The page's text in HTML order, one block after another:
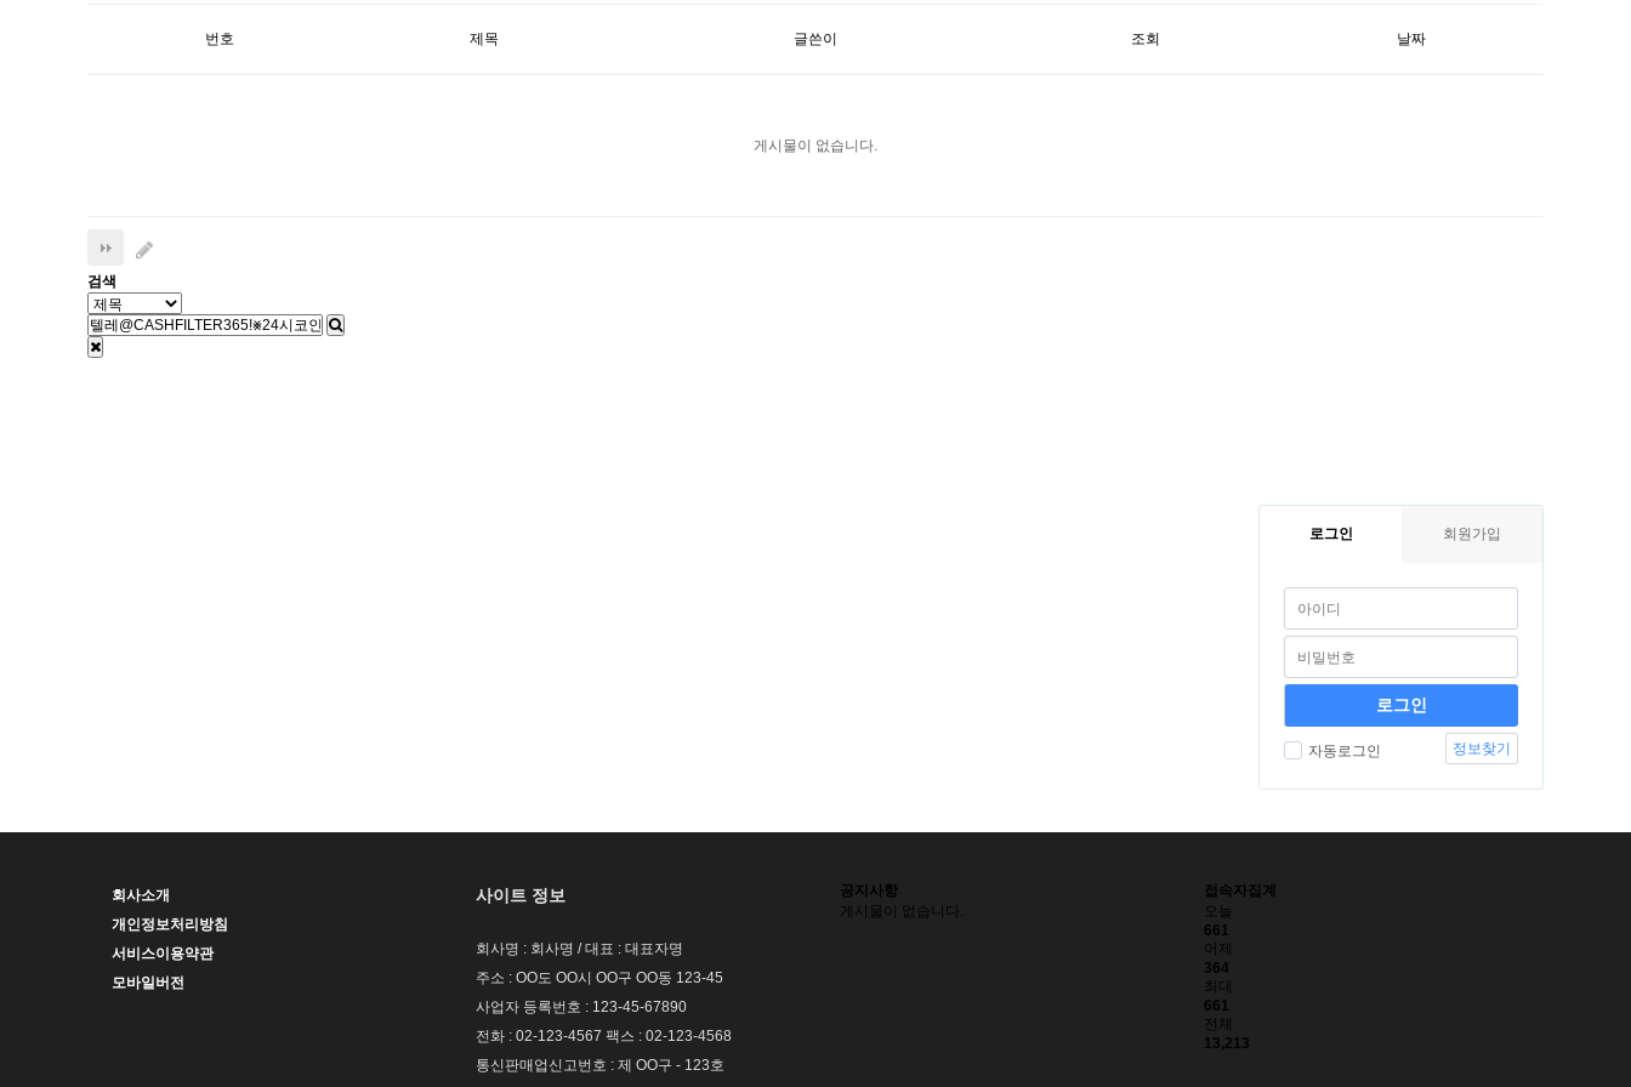
번호 제목 글쓴이 조회 날짜
게시물이 없습니다.
검색
로그인 회원가입
자동로그인 정보찾기
회사소개
개인정보처리방침
서비스이용약관
모바일버전
사이트 정보
회사명 : 회사명 / 대표 : 대표자명
주소 : OO도 OO시 OO구 OO동 123-45
사업자 등록번호 : 123-45-67890
전화 : 02-123-4567 팩스 : 02-123-4568
통신판매업신고번호 : 제 OO구 - 123호
공지사항
게시물이 없습니다.
접속자집계
오늘
661
어제
364
최대
661
전체
13,213